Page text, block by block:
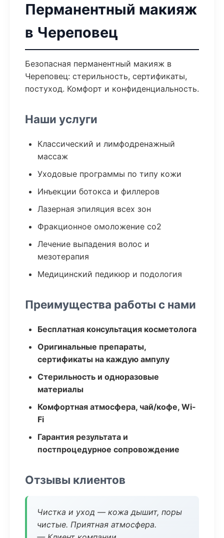
Перманентный макияж
в Череповец
Безопасная перманентный макияж в
Череповец: стерильность, сертификаты,
постуход. Комфорт и конфиденциальность.
Наши услуги
Классический и лимфодренажный
массаж
Уходовые программы по типу кожи
Инъекции ботокса и филлеров
Лазерная эпиляция всех зон
Фракционное омоложение co2
Лечение выпадения волос и
мезотерапия
Медицинский педикюр и подология
Преимущества работы с нами
Бесплатная консультация косметолога
Оригинальные препараты,
сертификаты на каждую ампулу
Стерильность и одноразовые
материалы
Комфортная атмосфера, чай/кофе, Wi-
Fi
Гарантия результата и
постпроцедурное сопровождение
Отзывы клиентов
Чистка и уход — кожа дышит, поры
чистые. Приятная атмосфера.